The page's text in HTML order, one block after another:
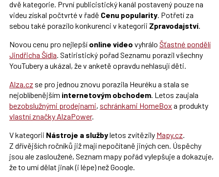
dvě kategorie. První publicistický kanál postavený pouze na
videu získal počtvrté v řadě Cenu popularity. Potřetí za
sebou také porazilo konkurenci v kategorii Zpravodajství.
Novou cenu pro nejlepší online video vyhrálo Šťastné pondělí
Jindřicha Šídla. Satiristický pořad Seznamu porazil všechny
YouTubery a ukázal, že v anketě opravdu nehlasují děti.
Alza.cz se pro jednou znovu porazila Heuréku a stala se
nejoblíbenějším internetovým obchodem. Letos zaujala
bezobslužnými prodejnami, schránkami HomeBox a produkty
vlastní značky AlzaPower.
V kategorii Nástroje a službyletos zvítězily Mapy.cz.
Z dřívějších ročníků již mají nepočítaně jiných cen. Úspěchy
jsou ale zasloužené, Seznam mapy pořád vylepšuje a dokazuje,
že to umí dělat jinak (i lépe) než Google.